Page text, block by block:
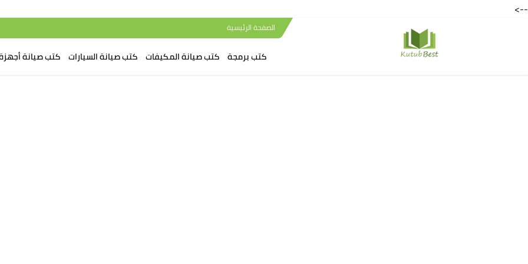
-->
الصفحة الرئيسية
كتب برمجة كتب صيانة المكيفات كتب صيانة السيارات كتب صيانة